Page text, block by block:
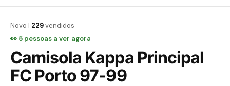
Novo | 229vendidos
👀 7 pessoas a ver agora
Camisola Kappa Principal
FC Porto 97-99